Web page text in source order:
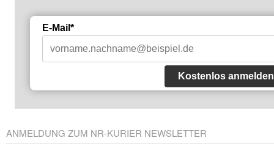
E-Mail*
Kostenlos anmelden
ANMELDUNG ZUM NR-KURIER NEWSLETTER